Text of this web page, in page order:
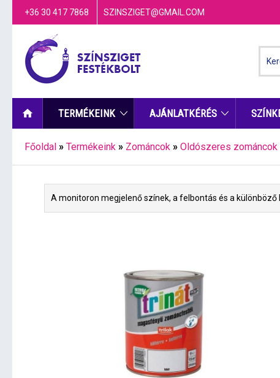
+36 30 417 7868 SZINSZIGET@GMAIL.COM
TERMÉKEINK AJÁNLATKÉRÉS
Főoldal » Termékeink » Zománcok » Oldószeres zománcok
A monitoron megjelenő színek, a felbontás és a